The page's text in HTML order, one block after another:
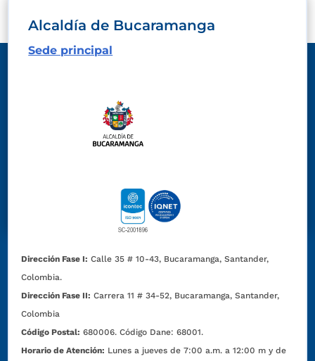
Alcaldía de Bucaramanga
Sede principal
Dirección Fase I: Calle 35 # 10-43, Bucaramanga, Santander,
Colombia.
Dirección Fase II: Carrera 11 # 34-52, Bucaramanga, Santander,
Colombia
Código Postal: 680006. Código Dane: 68001.
Horario de Atención: Lunes a jueves de 7:00 a.m. a 12:00 m y de